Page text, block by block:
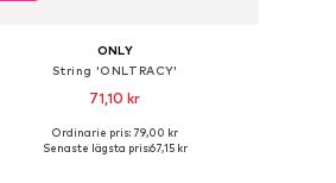
ONLY
String 'ONLTRACY'
71,10 kr
Tillgängliga storlekar: XS, S, M, L, XL
Ordinarie pris: 79,00 kr
Senaste lägsta pris:67,15 kr